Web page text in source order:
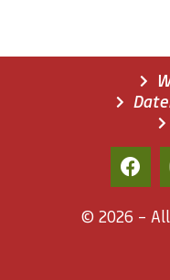
© 2026 –